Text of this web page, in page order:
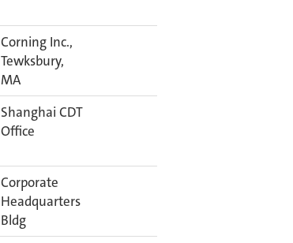
Corning Inc.,
Tewksbury,
MA
Shanghai CDT
Office
Corporate
Headquarters
Bldg